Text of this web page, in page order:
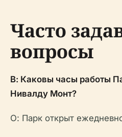
Часто
вопросы
В: Каковы часы работы
Нивалду Монт?
О: Парк открыт